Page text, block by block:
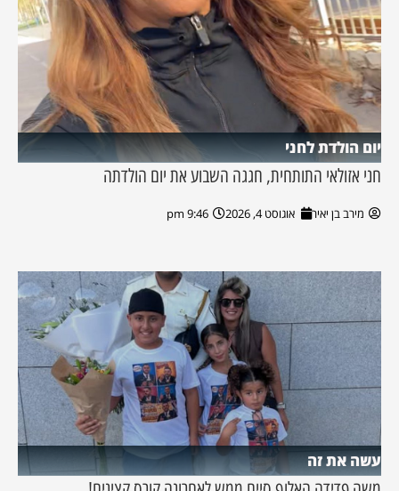
יום הולדת לחני
חני אזולאי התותחית, חגגה השבוע את יום הולדתה
מירב בן יאיר אוגוסט 4, 2026 9:46 pm
עשה את זה